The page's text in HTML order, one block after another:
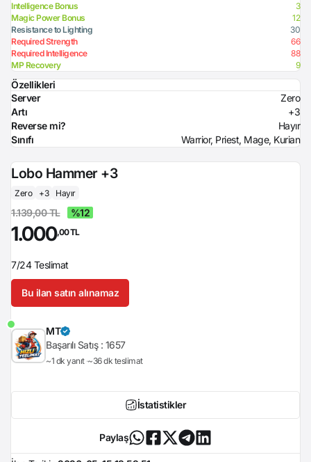
Intelligence Bonus
3
Magic Power Bonus
12
Resistance to Lighting
30
Required Strength
66
Required Intelligence
88
MP Recovery
9
Özellikleri
Server
Zero
Artı
+3
Reverse mi?
Hayır
Sınıfı
Warrior, Priest, Mage, Kurian
Lobo Hammer +3
Zero +3 Hayır
1.139,00 TL %12
1.000,00 TL
7/24 Teslimat
Bu ilan satın alınamaz
MT
Başarılı Satış : 1657
~1 dk yanıt ~36 dk teslimat
İstatistikler
Paylaş